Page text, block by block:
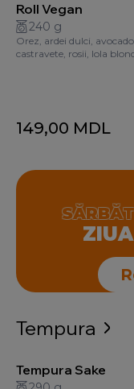
Roll Vegan
240 g
Orez, ardei dulci,
castravete, rosii, lola
149,00 MDL
Tempura
Tempura Sake